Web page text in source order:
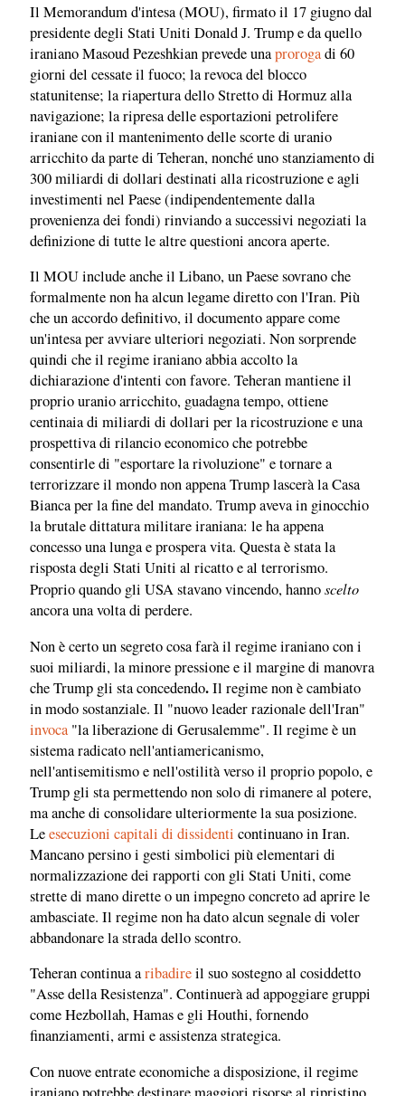
Il Memorandum d'intesa (MOU), firmato il 17 giugno dal
presidente degli Stati Uniti Donald J. Trump e da quello
iraniano Masoud Pezeshkian prevede unaprorogadi 60
giorni del cessate il fuoco; la revoca del blocco
statunitense; la riapertura dello Stretto di Hormuz alla
navigazione; la ripresa delle esportazioni petrolifere
iraniane con il mantenimento delle scorte di uranio
arricchito da parte di Teheran, nonché uno stanziamento di
300 miliardi di dollari destinati alla ricostruzione e agli
investimenti nel Paese (indipendentemente dalla
provenienza dei fondi) rinviando a successivi negoziati la
definizione di tutte le altre questioni ancora aperte.
Il MOU include anche il Libano, un Paese sovrano che
formalmente non ha alcun legame diretto con l'Iran. Più
che un accordo definitivo, il documento appare come
un'intesa per avviare ulteriori negoziati. Non sorprende
quindi che il regime iraniano abbia accolto la
dichiarazione d'intenti con favore. Teheran mantiene il
proprio uranio arricchito, guadagna tempo, ottiene
centinaia di miliardi di dollari per la ricostruzione e una
prospettiva di rilancio economico che potrebbe
consentirle di "esportare la rivoluzione" e tornare a
terrorizzare il mondo non appena Trump lascerà la Casa
Bianca per la fine del mandato. Trump aveva in ginocchio
la brutale dittatura militare iraniana: le ha appena
concesso una lunga e prospera vita. Questa è stata la
risposta degli Stati Uniti al ricatto e al terrorismo.
Proprio quando gli USA stavano vincendo, hannoscelto
ancora una volta di perdere.
Non è certo un segreto cosa farà il regime iraniano con i
suoi miliardi, la minore pressione e il margine di manovra
che Trump gli sta concedendo.Il regime non è cambiato
in modo sostanziale. Il "nuovo leader razionale dell'Iran"
invoca "la liberazione di Gerusalemme". Il regime è un
sistema radicato nell'antiamericanismo,
nell'antisemitismo e nell'ostilità verso il proprio popolo, e
Trump gli sta permettendo non solo di rimanere al potere,
ma anche di consolidare ulteriormente la sua posizione.
Leesecuzioni capitali di dissidenti continuano in Iran.
Mancano persino i gesti simbolici più elementari di
normalizzazione dei rapporti con gli Stati Uniti, come
strette di mano dirette o un impegno concreto ad aprire le
ambasciate. Il regime non ha dato alcun segnale di voler
abbandonare la strada dello scontro.
Teheran continua aribadireil suo sostegno al cosiddetto
"Asse della Resistenza". Continuerà ad appoggiare gruppi
come Hezbollah, Hamas e gli Houthi, fornendo
finanziamenti, armi e assistenza strategica.
Con nuove entrate economiche a disposizione, il regime